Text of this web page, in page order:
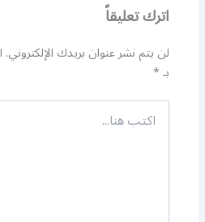
اترك تعليقاً
لن يتم نشر عنوان بريدك الإلكتروني.
بـ*
اكتب
هنا...